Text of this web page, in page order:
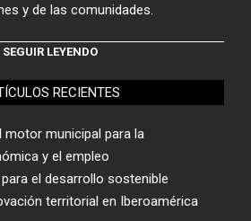
y de las comunidades.
SEGUIR LEYENDO
RECIENTES
motor municipal para la
y el empleo
el desarrollo sostenible
territorial en Iberoamérica